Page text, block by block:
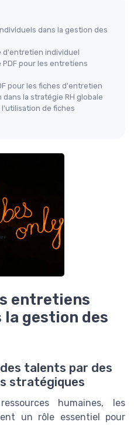
dans la gestion des
d'entretien individuel
pour les entretiens
pour les fiches d'entretien
la stratégie RH globale
l'utilisation de fiches
entretiens
gestion des
talents par des
stratégiques
humaines, les
un rôle essentiel pour